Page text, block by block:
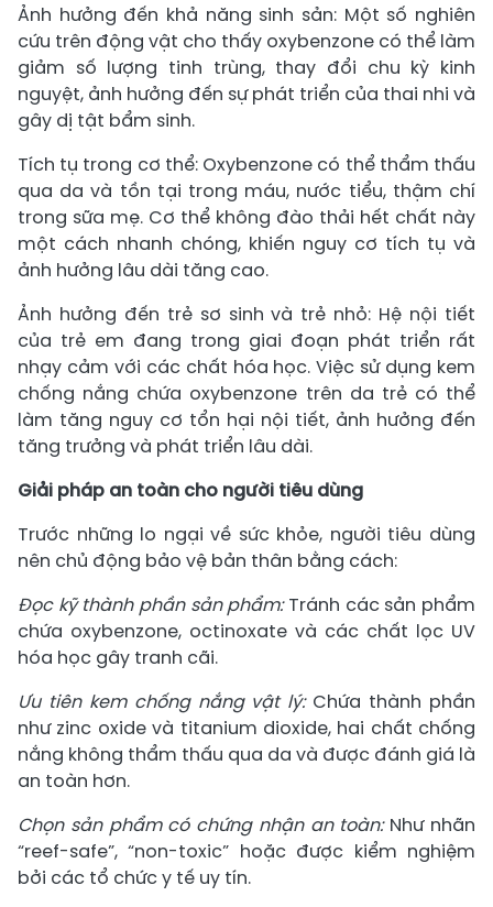
Ảnh hưởng đến khả năng sinh sản: Một số nghiên
cứu trên động vật cho thấy oxybenzone có thể làm
giảm số lượng tinh trùng, thay đổi chu kỳ kinh
nguyệt, ảnh hưởng đến sự phát triển của thai nhi và
gây dị tật bẩm sinh.
Tích tụ trong cơ thể: Oxybenzone có thể thẩm thấu
qua da và tồn tại trong máu, nước tiểu, thậm chí
trong sữa mẹ. Cơ thể không đào thải hết chất này
một cách nhanh chóng, khiến nguy cơ tích tụ và
ảnh hưởng lâu dài tăng cao.
Ảnh hưởng đến trẻ sơ sinh và trẻ nhỏ: Hệ nội tiết
của trẻ em đang trong giai đoạn phát triển rất
nhạy cảm với các chất hóa học. Việc sử dụng kem
chống nắng chứa oxybenzone trên da trẻ có thể
làm tăng nguy cơ tổn hại nội tiết, ảnh hưởng đến
tăng trưởng và phát triển lâu dài.
Giải pháp an toàn cho người tiêu dùng
Trước những lo ngại về sức khỏe, người tiêu dùng
nên chủ động bảo vệ bản thân bằng cách:
Đọc kỹ thành phần sản phẩm:Tránh các sản phẩm
chứa oxybenzone, octinoxate và các chất lọc UV
hóa học gây tranh cãi.
Ưu tiên kem chống nắng vật lý:Chứa thành phần
như zinc oxide và titanium dioxide, hai chất chống
nắng không thẩm thấu qua da và được đánh giá là
an toàn hơn.
Chọn sản phẩm có chứng nhận an toàn:Như nhãn
“reef-safe”, “non-toxic” hoặc được kiểm nghiệm
bởi các tổ chức y tế uy tín.